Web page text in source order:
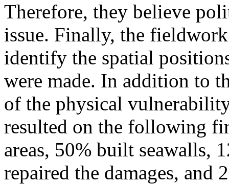
Therefore, they believe
issue. Finally, the
identify the spatial
were made. In addition to
of the physical
resulted on the following
areas, 50% built seawalls,
repaired the damages, and